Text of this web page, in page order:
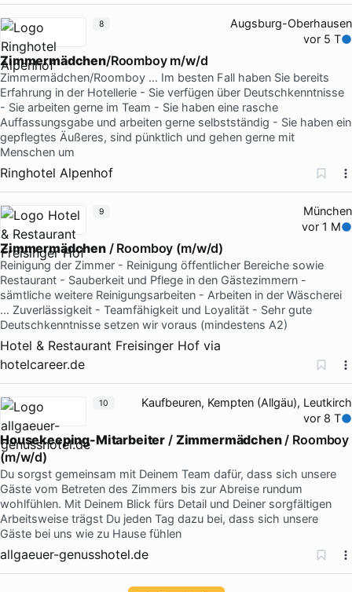
Augsburg-Oberhausen
vor 5 T
Zimmermädchen/Roomboy m/w/d
Zimmermädchen/Roomboy … Im besten Fall haben Sie bereits
Erfahrung in der Hotellerie - Sie verfügen über Deutschkenntnisse
- Sie arbeiten gerne im Team - Sie haben eine rasche
Auffassungsgabe und arbeiten gerne selbstständig - Sie haben ein
gepflegtes Äußeres, sind pünktlich und gehen gerne mit
Menschen um
Ringhotel Alpenhof
8
München
vor 1 M
Zimmermädchen/ Roomboy (m/w/d)
Reinigung der Zimmer - Reinigung öffentlicher Bereiche sowie
Restaurant - Sauberkeit und Pflege in den Gästezimmern -
sämtliche weitere Reinigungsarbeiten - Arbeiten in der Wäscherei
… Zuverlässigkeit - Teamfähigkeit und Loyalität - Sehr gute
Deutschkenntnisse setzen wir voraus (mindestens A2)
Hotel & Restaurant Freisinger Hof via
hotelcareer.de
9
Kaufbeuren, Kempten (Allgäu), Leutkirch
vor 8 T
Housekeeping-Mitarbeiter / Zimmermädchen/ Roomboy
(m/w/d)
Du sorgst gemeinsam mit Deinem Team dafür, dass sich unsere
Gäste vom Betreten des Zimmers bis zur Abreise rundum
wohlfühlen. Mit Deinem Blick fürs Detail und Deiner sorgfältigen
Arbeitsweise trägst Du jeden Tag dazu bei, dass sich unsere
Gäste bei uns wie zu Hause fühlen
allgaeuer-genusshotel.de
10